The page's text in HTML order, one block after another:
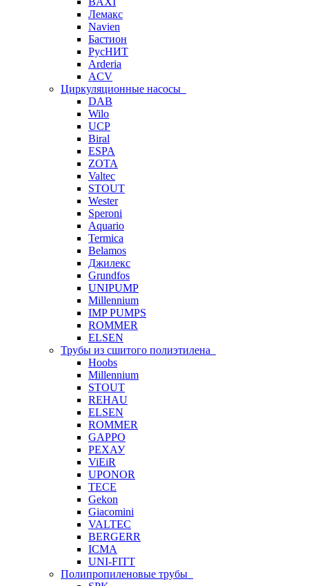
Лемакс
Navien
Бастион
РусНИТ
Arderia
ACV
Циркуляционные насосы
DAB
Wilo
UCP
Biral
ESPA
ZOTA
Valtec
STOUT
Wester
Speroni
Aquario
Termica
Belamos
Джилекс
Grundfos
UNIPUMP
Millennium
IMP PUMPS
ROMMER
ELSEN
Трубы из сшитого полиэтилена
Hoobs
Millennium
STOUT
REHAU
ELSEN
ROMMER
GAPPO
РЕХАУ
ViEiR
UPONOR
TECE
Gekon
Giacomini
VALTEC
BERGERR
ICMA
UNI-FITT
Полипропиленовые трубы